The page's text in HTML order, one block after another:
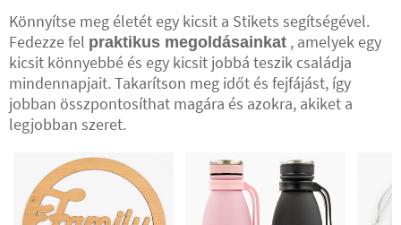
Könnyítse meg életét egy kicsit a Stikets segítségével.
Fedezze fel praktikus megoldásainkat , amelyek egy
kicsit könnyebbé és egy kicsit jobbá teszik családja
mindennapjait. Takarítson meg időt és fejfájást, így
jobban összpontosíthat magára és azokra, akiket a
legjobban szeret.